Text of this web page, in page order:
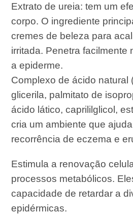
Extrato de ureia: tem um
corpo. O ingrediente
cremes de beleza para
irritada. Penetra facilmente
a epiderme.
Complexo de ácido natural
glicerila, palmitato de
ácido lático, caprililglicol,
cria um ambiente que
recorrência de eczema e
Estimula a renovação
processos metabólicos.
capacidade de retardar a
epidérmicas.